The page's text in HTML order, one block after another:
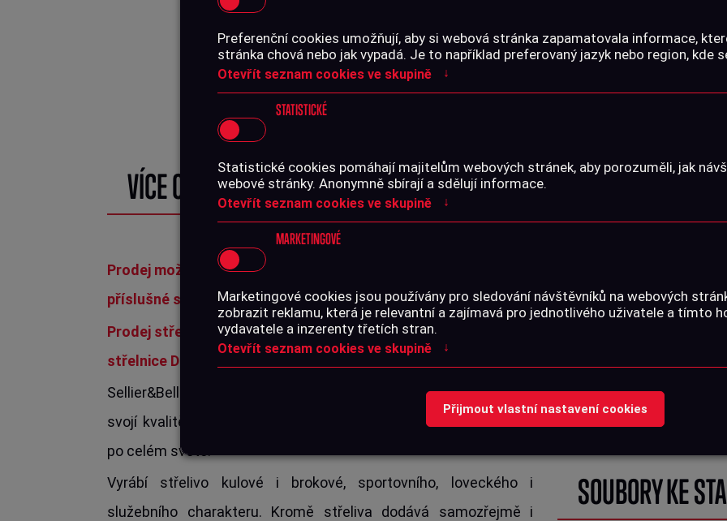
Preferenční cookies umožňují, aby si webová stránka zapamatovala informace,
stránka chová nebo jak vypadá. Je to například preferovaný jazyk nebo region, kde
Otevřít seznam cookies ve skupině ↓
STATISTICKÉ
Statistické cookies pomáhají majitelům webových stránek, aby porozuměli, jak
webové stránky. Anonymně sbírají a sdělují informace.
Otevřít seznam cookies ve skupině ↓
MARKETINGOVÉ
Marketingové cookies jsou používány pro sledování návštěvníků na webových
zobrazit reklamu, která je relevantní a zajímavá pro jednotlivého uživatele a tímto
vydavatele a inzerenty třetích stran.
Otevřít seznam cookies ve skupině ↓
Přijmout vlastní nastavení cookies
- +
Skladem na prodejně
VÍCE O PRODUKTU
Prodej možný pouze po celých baleních, držitelům platného ZP
příslušné skupiny.
Prodej střeliva možný pouze s osobním odběrem na prodejně
střelnice Don Shot.
Sellier&Bellot je český výrobce střeliva s tradicí od roku 1825. Díky
svojí kvalitě, spolehlivosti a přesnosti jsou náboje S&B oblíbené
po celém světě.
Vyrábí střelivo kulové i brokové, sportovního, loveckého i
služebního charakteru. Kromě střeliva dodává samozřejmě i
PARAMETRY
Střelivo:
Typ střely:
Hmotnost střely:
Obsah balení:
SOUBORY KE